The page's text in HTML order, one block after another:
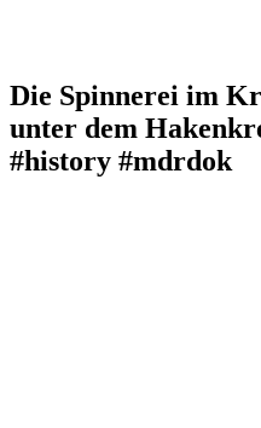
Die Spinnerei im
unter dem
#history #mdrdok